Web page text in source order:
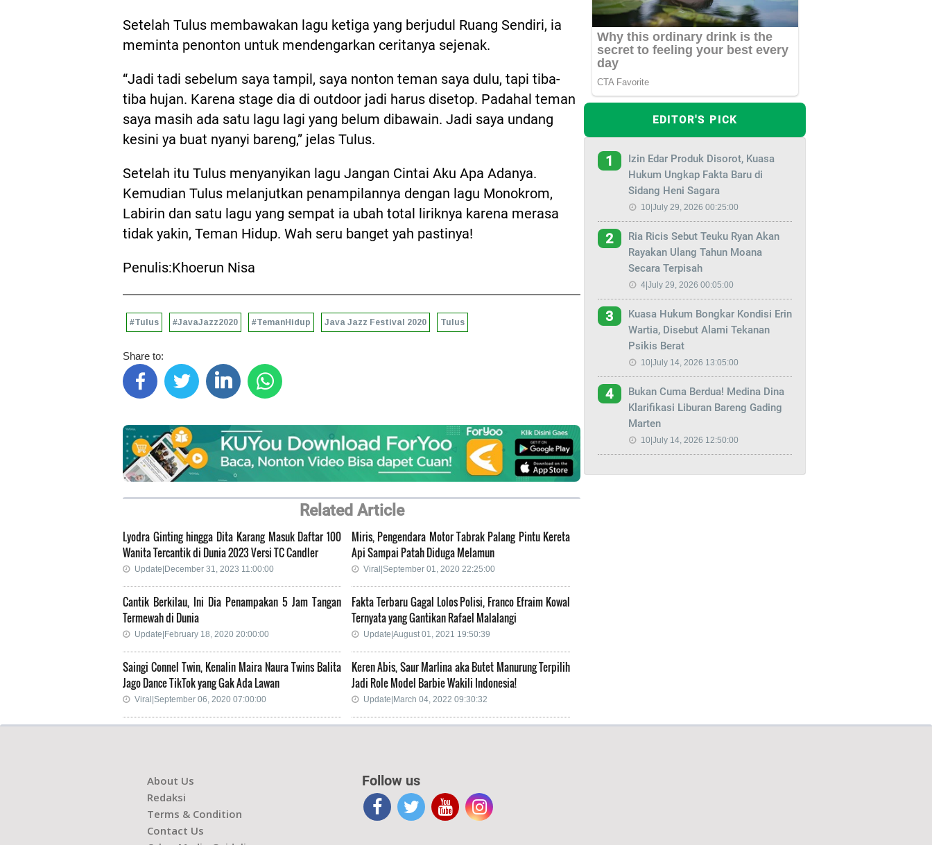
Setelah Tulus membawakan lagu ketiga yang berjudul Ruang Sendiri, ia
meminta penonton untuk mendengarkan ceritanya sejenak.
“Jadi tadi sebelum saya tampil, saya nonton teman saya dulu, tapi tiba-
tiba hujan. Karena stage dia di outdoor jadi harus disetop. Padahal teman
saya masih ada satu lagu lagi yang belum dibawain. Jadi saya undang
kesini ya buat nyanyi bareng,” jelas Tulus.
Setelah itu Tulus menyanyikan lagu Jangan Cintai Aku Apa Adanya.
Kemudian Tulus melanjutkan penampilannya dengan lagu Monokrom,
Labirin dan satu lagu yang sempat ia ubah total liriknya karena merasa
tidak yakin, Teman Hidup. Wah seru banget yah pastinya!
Penulis:Khoerun Nisa
#Tulus #JavaJazz2020 #TemanHidup Java Jazz Festival 2020 Tulus
Share to:
Related Article
Lyodra Ginting hingga Dita Karang Masuk Daftar 100
Wanita Tercantik di Dunia 2023 Versi TC Candler
Update|December 31, 2023 11:00:00
Miris, Pengendara Motor Tabrak Palang Pintu Kereta
Api Sampai Patah Diduga Melamun
Viral|September 01, 2020 22:25:00
Cantik Berkilau, Ini Dia Penampakan 5 Jam Tangan
Termewah di Dunia
Update|February 18, 2020 20:00:00
Fakta Terbaru Gagal Lolos Polisi, Franco Efraim Kowal
Ternyata yang Gantikan Rafael Malalangi
Update|August 01, 2021 19:50:39
Saingi Connel Twin, Kenalin Maira Naura Twins Balita
Jago Dance TikTok yang Gak Ada Lawan
Viral|September 06, 2020 07:00:00
Keren Abis, Saur Marlina aka Butet Manurung Terpilih
Jadi Role Model Barbie Wakili Indonesia!
Update|March 04, 2022 09:30:32
EDITOR'S PICK
1
Izin Edar Produk Disorot, Kuasa
Hukum Ungkap Fakta Baru di
Sidang Heni Sagara
10|July 29, 2026 00:25:00
2
Ria Ricis Sebut Teuku Ryan Akan
Rayakan Ulang Tahun Moana
Secara Terpisah
4|July 29, 2026 00:05:00
3
Kuasa Hukum Bongkar Kondisi Erin
Wartia, Disebut Alami Tekanan
Psikis Berat
10|July 14, 2026 13:05:00
4
Bukan Cuma Berdua! Medina Dina
Klarifikasi Liburan Bareng Gading
Marten
10|July 14, 2026 12:50:00
About Us
Redaksi
Terms & Condition
Contact Us
Follow us